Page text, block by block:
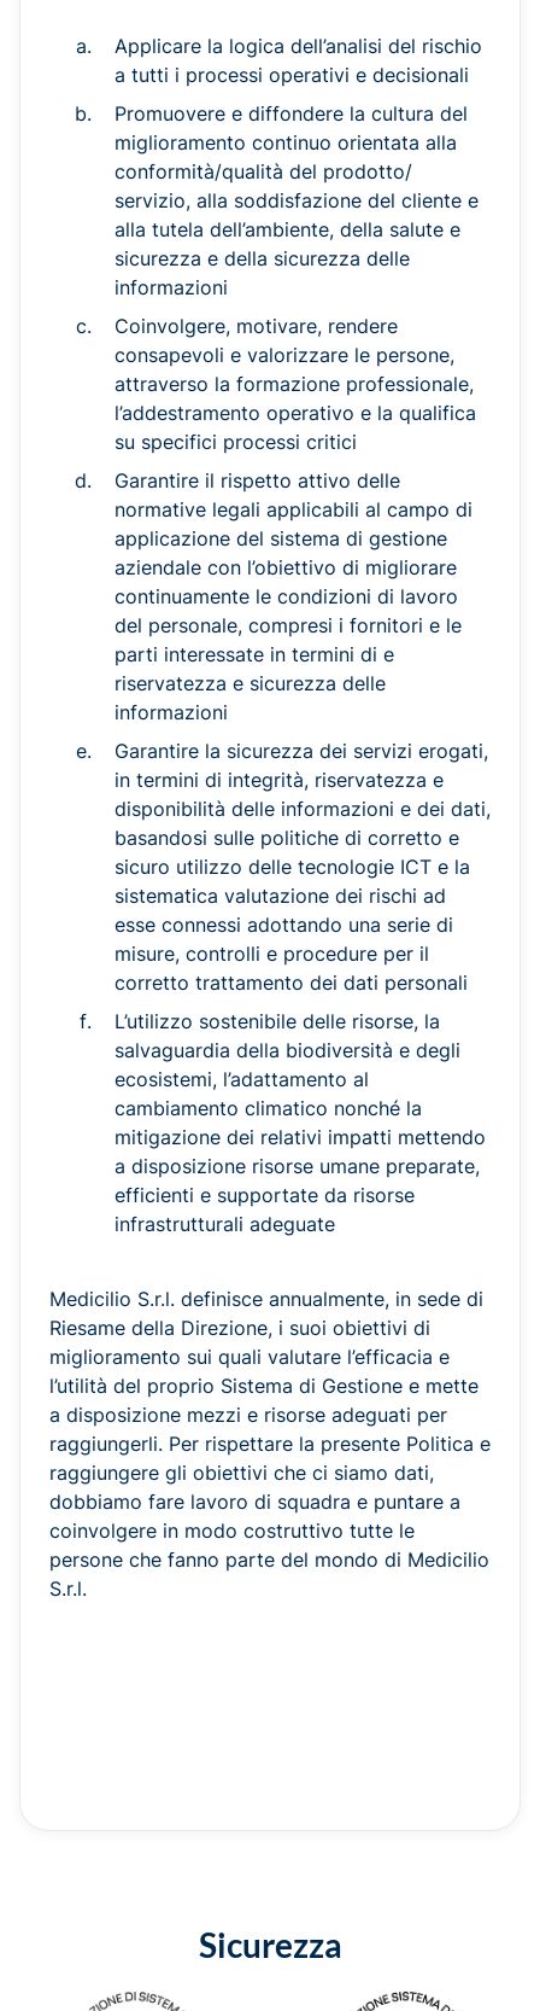
Applicare la logica dell’analisi del rischio
a tutti i processi operativi e decisionali
Promuovere e diffondere la cultura del
miglioramento continuo orientata alla
conformità/qualità del prodotto/
servizio, alla soddisfazione del cliente e
alla tutela dell’ambiente, della salute e
sicurezza e della sicurezza delle
informazioni
Coinvolgere, motivare, rendere
consapevoli e valorizzare le persone,
attraverso la formazione professionale,
l’addestramento operativo e la qualifica
su specifici processi critici
Garantire il rispetto attivo delle
normative legali applicabili al campo di
applicazione del sistema di gestione
aziendale con l’obiettivo di migliorare
continuamente le condizioni di lavoro
del personale, compresi i fornitori e le
parti interessate in termini di e
riservatezza e sicurezza delle
informazioni
Garantire la sicurezza dei servizi erogati,
in termini di integrità, riservatezza e
disponibilità delle informazioni e dei dati,
basandosi sulle politiche di corretto e
sicuro utilizzo delle tecnologie ICT e la
sistematica valutazione dei rischi ad
esse connessi adottando una serie di
misure, controlli e procedure per il
corretto trattamento dei dati personali
L’utilizzo sostenibile delle risorse, la
salvaguardia della biodiversità e degli
ecosistemi, l’adattamento al
cambiamento climatico nonché la
mitigazione dei relativi impatti mettendo
a disposizione risorse umane preparate,
efficienti e supportate da risorse
infrastrutturali adeguate
Medicilio S.r.l. definisce annualmente, in sede di
Riesame della Direzione, i suoi obiettivi di
miglioramento sui quali valutare l’efficacia e
l’utilità del proprio Sistema di Gestione e mette
a disposizione mezzi e risorse adeguati per
raggiungerli. Per rispettare la presente Politica e
raggiungere gli obiettivi che ci siamo dati,
dobbiamo fare lavoro di squadra e puntare a
coinvolgere in modo costruttivo tutte le
persone che fanno parte del mondo di Medicilio
S.r.l.
Sicurezza